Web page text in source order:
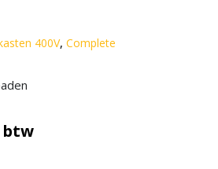
400V, Complete
btw